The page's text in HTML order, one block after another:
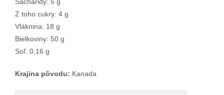
Z toho cukry: 4 g
Vláknina: 18 g
Bielkoviny: 50 g
Soľ: 0,16 g
Krajina pôvodu: Kanada